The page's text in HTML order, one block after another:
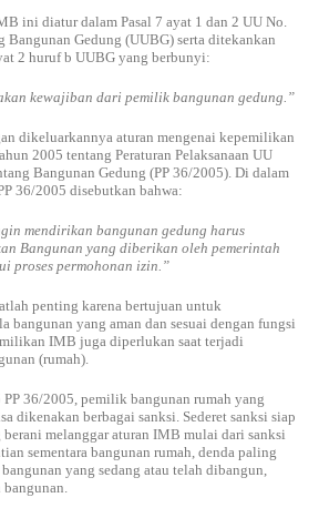
ini diatur dalam Pasal 7 ayat 1 dan 2 UU No.
Bangunan Gedung (UUBG) serta ditekankan
2 huruf b UUBG yang berbunyi:
kewajiban dari pemilik bangunan gedung.”
dikeluarkannya aturan mengenai kepemilikan
2005 tentang Peraturan Pelaksanaan UU
Bangunan Gedung (PP 36/2005). Di dalam
36/2005 disebutkan bahwa:
mendirikan bangunan gedung harus
Bangunan yang diberikan oleh pemerintah
proses permohonan izin.”
penting karena bertujuan untuk
bangunan yang aman dan sesuai dengan fungsi
IMB juga diperlukan saat terjadi
(rumah).
PP 36/2005, pemilik bangunan rumah yang
dikenakan berbagai sanksi. Sederet sanksi siap
berani melanggar aturan IMB mulai dari sanksi
sementara bangunan rumah, denda paling
yang sedang atau telah dibangun,